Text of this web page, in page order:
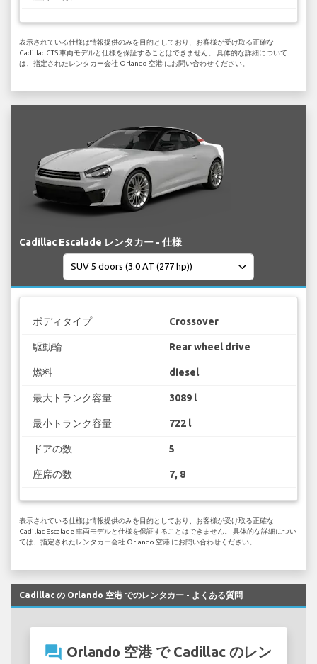
表示されている仕様は情報提供のみを目的としており、お客様が受け取る正確な
Cadillac CTS 車両モデルと仕様を保証することはできません。 具体的な詳細について
は、指定されたレンタカー会社 Orlando 空港 にお問い合わせください。
Cadillac Escalade レンタカー - 仕様
ボディタイプ Crossover
駆動輪 Rear wheel drive
燃料 diesel
最大トランク容量 3089 l
最小トランク容量 722 l
ドアの数 5
座席の数 7, 8
表示されている仕様は情報提供のみを目的としており、お客様が受け取る正確な
Cadillac Escalade 車両モデルと仕様を保証することはできません。 具体的な詳細につい
ては、指定されたレンタカー会社 Orlando 空港 にお問い合わせください。
Cadillac の Orlando 空港 でのレンタカー - よくある質問
question_answer Orlando 空港 で Cadillac のレン